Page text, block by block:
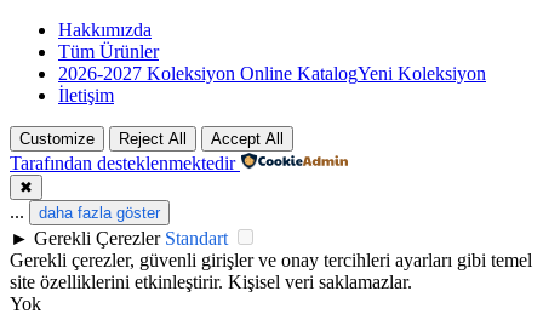
Hakkımızda
Tüm Ürünler
2026-2027 Koleksiyon Online KatalogYeni Koleksiyon
İletişim
Customize Reject All Accept All
Tarafından desteklenmektedir
✖
... daha fazla göster
► Gerekli Çerezler Standart
Gerekli çerezler, güvenli girişler ve onay tercihleri ayarları gibi temel
site özelliklerini etkinleştirir. Kişisel veri saklamazlar.
Yok